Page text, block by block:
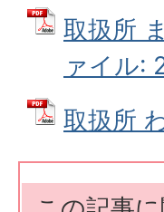
取扱所
ァイル:
取扱所